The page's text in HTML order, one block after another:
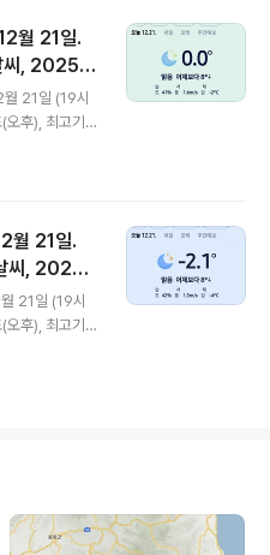
월 21일.
씨, 2025 1
자외선
21일 (19시
후), 최고기
어제보다 8도
전, 오후 기상
는 보통 = 41
는 보통 = 15
는 좋음 = 28
보통 = 30
월 21일.
씨, 2025 1
자외선
21일 (19시
후), 최고기
최저기온이
지는 좋음 =
는 보통 = 1
는 좋음 = 30
보통 = 30